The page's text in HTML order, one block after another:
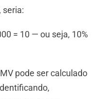
seria:
= 10 — ou seja, 10%
pode ser calculado